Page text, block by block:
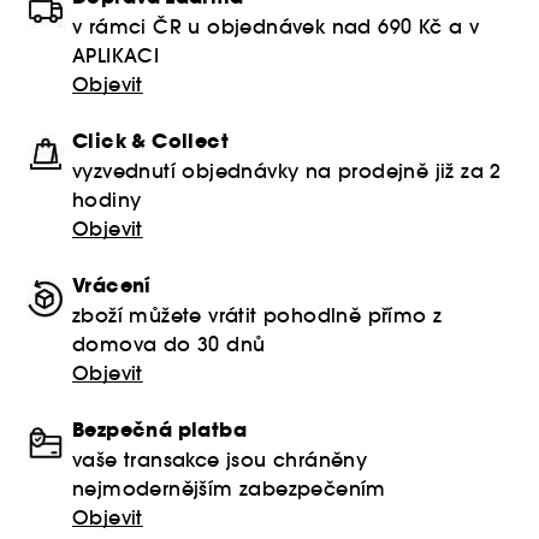
v rámci ČR u objednávek nad 690 Kč a v
APLIKACI
Objevit
Click & Collect
vyzvednutí objednávky na prodejně již za 2
hodiny
Objevit
Vrácení
zboží můžete vrátit pohodlně přímo z
domova do 30 dnů
Objevit
Bezpečná platba
vaše transakce jsou chráněny
nejmodernějším zabezpečením
Objevit